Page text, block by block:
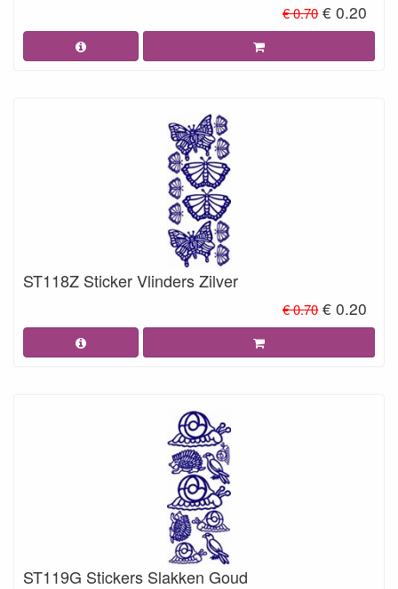
€ 0.70 € 0.20
ST118Z Sticker Vlinders Zilver
€ 0.70 € 0.20
ST119G Stickers Slakken Goud